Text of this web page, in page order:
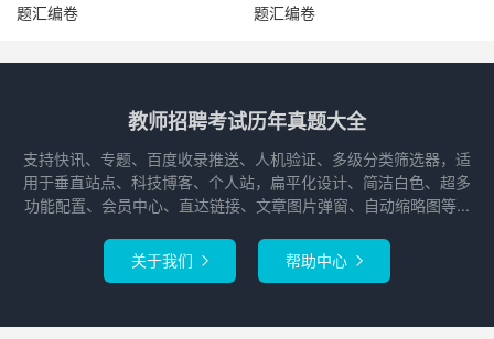
题汇编卷
题汇编卷
教师招聘考试历年真题大全
支持快讯、专题、百度收录推送、人机验证、多级分类筛选器，适
用于垂直站点、科技博客、个人站，扁平化设计、简洁白色、超多
功能配置、会员中心、直达链接、文章图片弹窗、自动缩略图等...
关于我们  帮助中心 